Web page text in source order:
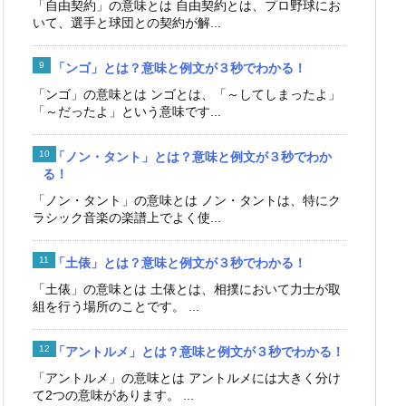
「自由契約」の意味とは 自由契約とは、プロ野球にお
いて、選手と球団との契約が解...
「ンゴ」とは？意味と例文が３秒でわかる！
「ンゴ」の意味とは ンゴとは、「～してしまったよ」
「～だったよ」という意味です...
「ノン・タント」とは？意味と例文が３秒でわか
る！
「ノン・タント」の意味とは ノン・タントは、特にク
ラシック音楽の楽譜上でよく使...
「土俵」とは？意味と例文が３秒でわかる！
「土俵」の意味とは 土俵とは、相撲において力士が取
組を行う場所のことです。 ...
「アントルメ」とは？意味と例文が３秒でわかる！
「アントルメ」の意味とは アントルメには大きく分け
て2つの意味があります。 ...